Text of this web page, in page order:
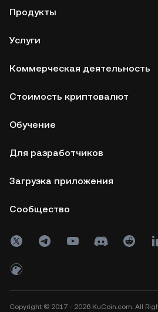
Продукты
Услуги
Коммерческая деятельность
Стоимость криптовалют
Обучение
Для разработчиков
Загрузка приложения
Сообщество
Copyright © 2017 - 2026 KuCoin.com. All